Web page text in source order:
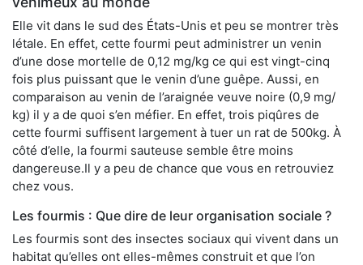
Elle vit dans le sud des États-Unis et peu se montrer très
létale. En effet, cette fourmi peut administrer un venin
d’une dose mortelle de 0,12 mg/kg ce qui est vingt-cinq
fois plus puissant que le venin d’une guêpe. Aussi, en
comparaison au venin de l’araignée veuve noire (0,9 mg/
kg) il y a de quoi s’en méfier. En effet, trois piqûres de
cette fourmi suffisent largement à tuer un rat de 500kg. À
côté d’elle, la fourmi sauteuse semble être moins
dangereuse.Il y a peu de chance que vous en retrouviez
chez vous.
Les fourmis : Que dire de leur organisation sociale ?
Les fourmis sont des insectes sociaux qui vivent dans un
habitat qu’elles ont elles-mêmes construit et que l’on